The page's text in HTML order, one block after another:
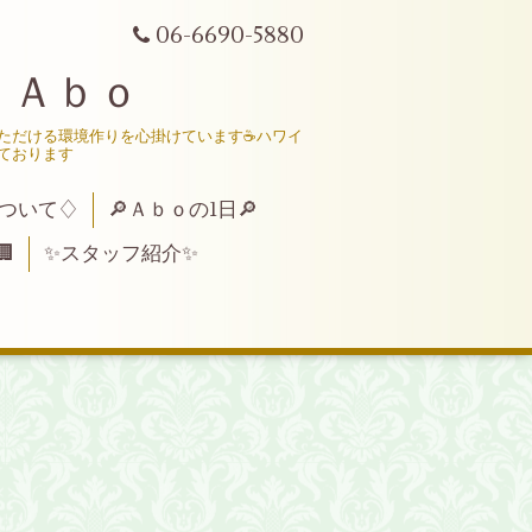
06-6690-5880
ｂｏ
ける環境作りを心掛けています☕ハワイ
おります
いて♢
🔎Ａｂｏの1日🔎
✨スタッフ紹介✨